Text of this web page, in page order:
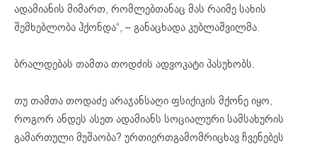
ადამიანის მიმართ, რომლებთანაც მას რაიმე სახის
შემხებლობა ჰქონდა“, – განაცხადა კუბლაშვილმა.
ბრალდებას თამთა თოდძის ადვოკატი პასუხობს.
თუ თამთა თოდაძე არაჯანსაღი ფსიქიკის მქონე იყო,
როგორ ანდეს ასეთ ადამიანს სოციალური სამსახურის
გამართული მუშაობა? ურთიერთგამომრიცხავ ჩვენებეს